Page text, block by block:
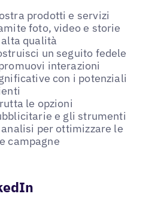
prodotti e servizi
foto, video e storie
qualità
un seguito fedele
interazioni
con i potenziali
le opzioni
e gli strumenti
per ottimizzare le
campagne